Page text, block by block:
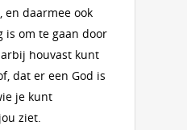
en daarmee ook
is om te gaan door
houvast kunt
dat er een God is
je kunt
ziet.